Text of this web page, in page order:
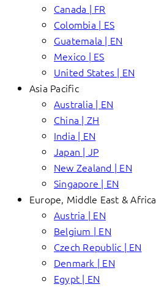
Canada | FR
Colombia | ES
Guatemala | EN
Mexico | ES
United States | EN
Asia Pacific
Australia | EN
China | ZH
India | EN
Japan | JP
New Zealand | EN
Singapore | EN
Europe, Middle East & Africa
Austria | EN
Belgium | EN
Czech Republic | EN
Denmark | EN
Egypt | EN